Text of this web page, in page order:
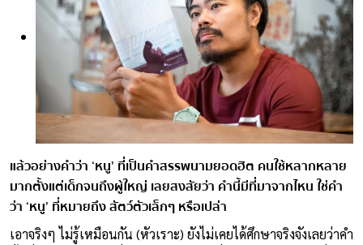
แล้วอย่างคำว่า ‘หนู’ ที่เป็นคำสรรพนามยอดฮิต คนใช้หลากหลาย
มากตั้งแต่เด็กจนถึงผู้ใหญ่ เลยสงสัยว่า คำนี้มีที่มาจากไหน ใช่คำ
ว่า ‘หนู’ ที่หมายถึง สัตว์ตัวเล็กๆ หรือเปล่า
เอาจริงๆ ไม่รู้เหมือนกัน (หัวเราะ) ยังไม่เคยได้ศึกษาจริงจังเลยว่าคำ